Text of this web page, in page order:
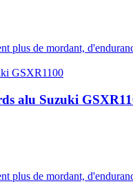
plus de mordant,
alu Suzuki
plus de mordant,